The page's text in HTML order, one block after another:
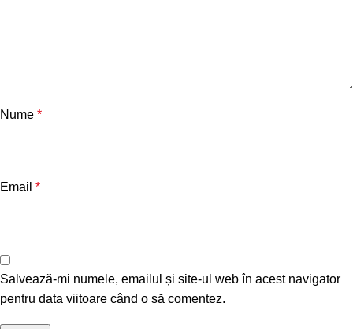
Nume *
Email *
Salvează-mi numele, emailul și site-ul web în acest navigator
pentru data viitoare când o să comentez.